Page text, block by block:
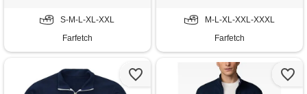
S-M-L-XL-XXL
Farfetch
M-L-XL-XXL-XXXL
Farfetch